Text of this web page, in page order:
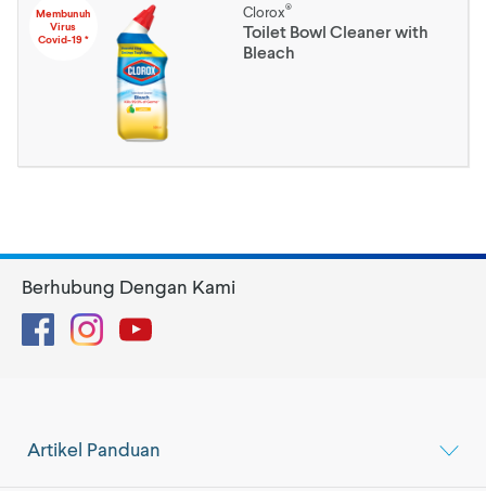
Membunuh
Virus
Covid-19 *
Clorox®
Toilet Bowl Cleaner with
Bleach
Artikel Panduan
Berhubung Dengan Kami
FacebookInstagramYouTube